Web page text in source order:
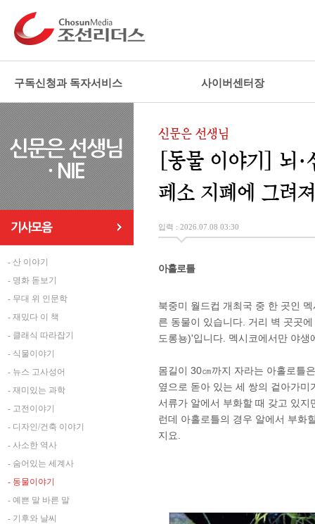
구독신청과 독자서비스 사이버센터장
- 산 이야기
- 명화 돋보기
- 무대 위 인문학
- 재밌다 이 책
- 클래식 따라잡기
- 식물이야기
- 뉴스 고사성어
- 재미있는 과학
- 고전이야기
- 디자인/건축 이야기
- 사소한 역사
- 숨어있는 세계사
- 동물이야기
- 예쁜 말 바른 말
- 기후와 날씨
신문은 선생님
[동물 이야기] 뇌
페소 지폐에 그려
입력 : 2026.07.08 03:30
아홀로틀
북중미 월드컵 개최국 중 한 곳인
른 동물이 있습니다. 거리 벽 곳곳
도롱뇽)'입니다. 멕시코에서만 야
몸길이 30㎝까지 자라는 아홀로틀
옆으로 돋아 있는 세 쌍의 겉아가
서류가 알에서 부화할 때 갖고 있
런데 아홀로틀의 경우 알에서 부화
지요.